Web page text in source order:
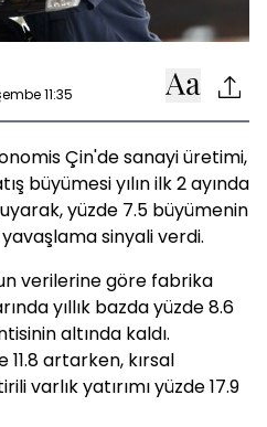
11:35
Çin'de sanayi üretimi,
büyümesi yılın ilk 2 ayında
yüzde 7.5 büyümenin
sinyali verdi.
verilerine göre fabrika
yıllık bazda yüzde 8.6
altında kaldı.
artarken, kırsal
varlık yatırımı yüzde 17.9